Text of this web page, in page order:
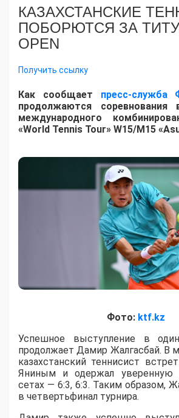
КАЗАХСТАНСКИЕ
ПОБОРЮТСЯ ЗА
OPEN
Получить ссылку
Как сообщает пресс-служба
продолжаются соревнования
международного
«World Tennis Tour» W15/M15
Фото: ktf.kz
Успешное выступление в
продолжает Дамир Жалгасбай. В
казахстанский теннисист
Яниным и одержал уверенную
сетах — 6:3, 6:3. Таким образом,
в четвертьфинал турнира.